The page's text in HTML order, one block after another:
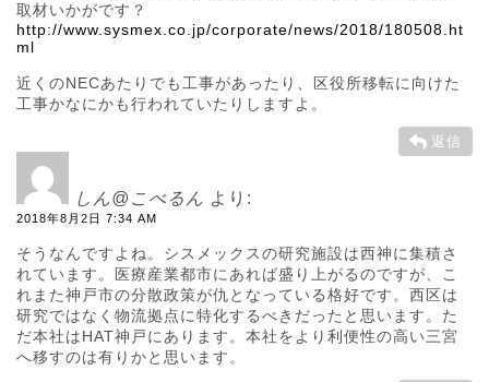
取材いかがです？
http://www.sysmex.co.jp/corporate/news/2018/180508.ht
ml
近くのNECあたりでも工事があったり、区役所移転に向けた
工事かなにかも行われていたりしますよ。
返信
しん@こべるん より:
2018年8月2日 7:34 AM
そうなんですよね。シスメックスの研究施設は西神に集積さ
れています。医療産業都市にあれば盛り上がるのですが、こ
れまた神戸市の分散政策が仇となっている格好です。西区は
研究ではなく物流拠点に特化するべきだったと思います。た
だ本社はHAT神戸にあります。本社をより利便性の高い三宮
へ移すのは有りかと思います。